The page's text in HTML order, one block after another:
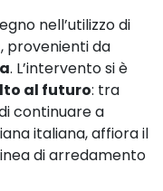
nell’utilizzo di
, provenienti da
. L’intervento si è
al futuro: tra
continuare a
italiana, affiora il
di arredamento